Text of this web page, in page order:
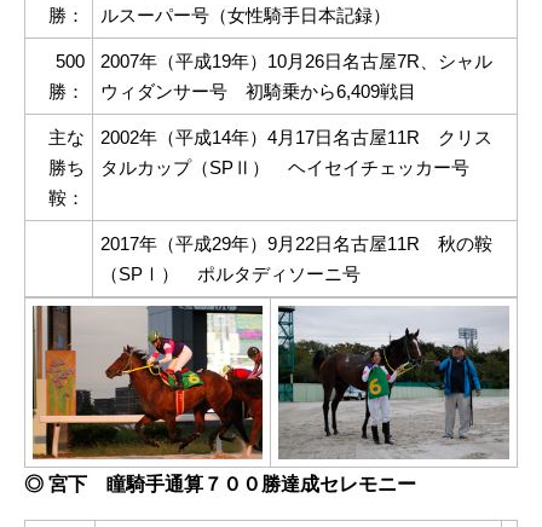
勝：
ルスーパー号（女性騎手日本記録）
500
勝：
2007年（平成19年）10月26日名古屋7R、シャル
ウィダンサー号 初騎乗から6,409戦目
主な
勝ち
鞍：
2002年（平成14年）4月17日名古屋11R クリス
タルカップ（SPⅡ） ヘイセイチェッカー号
2017年（平成29年）9月22日名古屋11R 秋の鞍
（SPⅠ） ポルタディソーニ号
◎ 宮下 瞳騎手通算７００勝達成セレモニー